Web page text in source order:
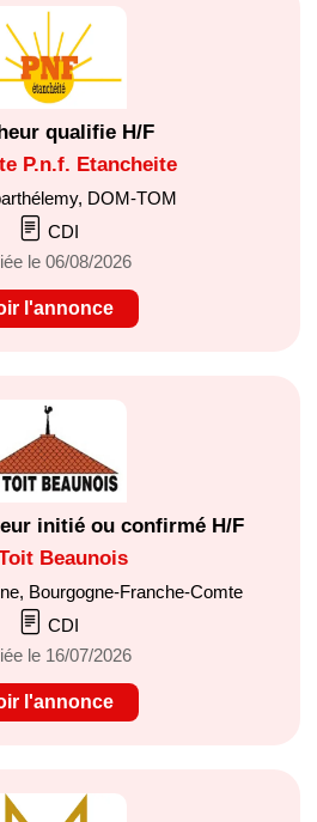
qualifie H/F
P.n.f. Etancheite
DOM-TOM
CDI
le 06/08/2026
l'annonce
initié ou confirmé H/F
Beaunois
Bourgogne-Franche-Comte
CDI
le 16/07/2026
l'annonce